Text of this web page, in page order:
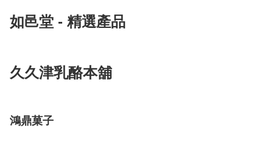
如邑堂 - 精選產品
久久津乳酪本舖
鴻鼎菓子